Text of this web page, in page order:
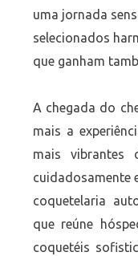
uma jornada
selecionados
que ganham
A chegada do
mais a
mais vibrantes
cuidadosamente
coquetelaria
que reúne
coquetéis